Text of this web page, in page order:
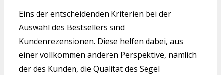
Eins der entscheidenden Kriterien bei der
Auswahl des Bestsellers sind
Kundenrezensionen. Diese helfen dabei, aus
einer vollkommen anderen Perspektive, nämlich
der des Kunden, die Qualität des Segel